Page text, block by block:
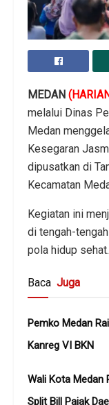
MEDAN
melalui Dinas
Medan
Kesegaran
dipusatkan di
Kecamatan
Kegiatan ini
di tengah-
pola hidup sehat.
Baca Juga
Pemko Medan
Kanreg VI BKN
Wali Kota Medan
Split Bill Pajak